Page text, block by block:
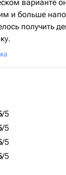
варианте
и больше
получить
/5
/5
/5
/5